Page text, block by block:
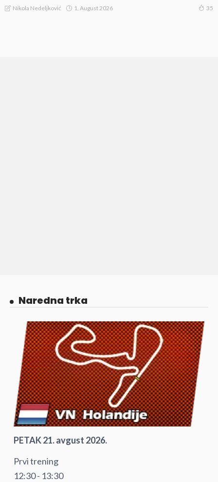
Nikola Nedeljković 1, August 2026 35
Naredna trka
PETAK 21. avgust 2026.
Prvi trening
12:30 - 13:30